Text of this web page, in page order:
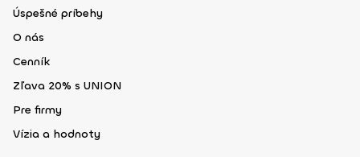
Úspešné príbehy
O nás
Cenník
Zľava 20% s UNION
Pre firmy
Vízia a hodnoty